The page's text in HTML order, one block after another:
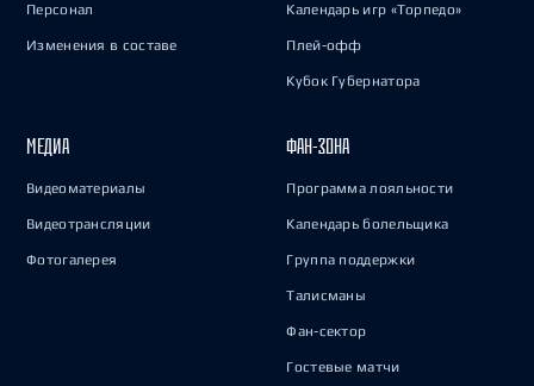
Персонал
Изменения в составе
Календарь игр «Торпедо»
Плей-офф
Кубок Губернатора
МЕДИА
Видеоматериалы
Видеотрансляции
Фотогалерея
ФАН-ЗОНА
Программа лояльности
Календарь болельщика
Группа поддержки
Талисманы
Фан-сектор
Гостевые матчи